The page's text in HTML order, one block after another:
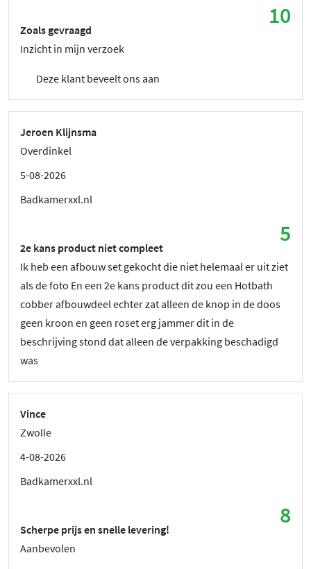
10
Zoals gevraagd
Inzicht in mijn verzoek
Deze klant beveelt ons aan
Jeroen Klijnsma
Overdinkel
5-08-2026
Badkamerxxl.nl
5
2e kans product niet compleet
Ik heb een afbouw set gekocht die niet helemaal er uit ziet
als de foto En een 2e kans product dit zou een Hotbath
cobber afbouwdeel echter zat alleen de knop in de doos
geen kroon en geen roset erg jammer dit in de
beschrijving stond dat alleen de verpakking beschadigd
was
Vince
Zwolle
4-08-2026
Badkamerxxl.nl
8
Scherpe prijs en snelle levering!
Aanbevolen